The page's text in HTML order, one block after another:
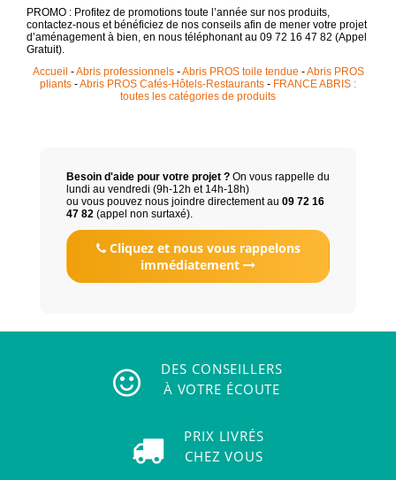
PROMO : Profitez de promotions toute l’année sur nos produits,
contactez-nous et bénéficiez de nos conseils afin de mener votre projet
d’aménagement à bien, en nous téléphonant au 09 72 16 47 82 (Appel
Gratuit).
Accueil -Abris professionnels-Abris PROS toile tendue -Abris PROS
pliants -Abris PROS Cafés-Hôtels-Restaurants - FRANCE ABRIS :
toutes les catégories de produits
Besoin d'aide pour votre projet ? On vous rappelle du
lundi au vendredi (9h-12h et 14h-18h)
ou vous pouvez nous joindre directement au 09 72 16
47 82 (appel non surtaxé).
Cliquez et nous vous rappelons
immédiatement
DES CONSEILLERS
À VOTRE ÉCOUTE
PRIX LIVRÉS
CHEZ VOUS